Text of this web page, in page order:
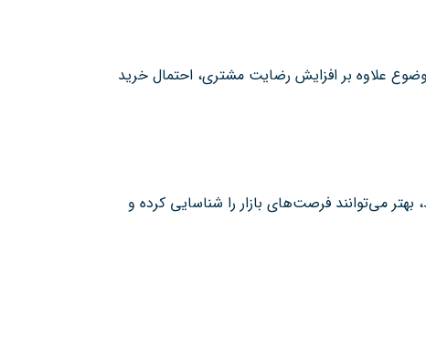
علاوه بر افزایش رضایت مشتری، احتمال خرید
می‌توانند فرصت‌های بازار را شناسایی کرده و